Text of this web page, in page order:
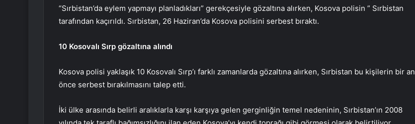
“Sırbistan’da eylem yapmayı planladıkları” gerekçesiyle gözaltına alırken, Kosova polisin ” Sırbistan
tarafından kaçırıldı. Sırbistan, 26 Haziran’da Kosova polisini serbest bıraktı.
10 Kosovalı Sırp gözaltına alındı
Kosova polisi yaklaşık 10 Kosovalı Sırp’ı farklı zamanlarda gözaltına alırken, Sırbistan bu kişilerin bir an
önce serbest bırakılmasını talep etti.
İki ülke arasında belirli aralıklarla karşı karşıya gelen gerginliğin temel nedeninin, Sırbistan’ın 2008